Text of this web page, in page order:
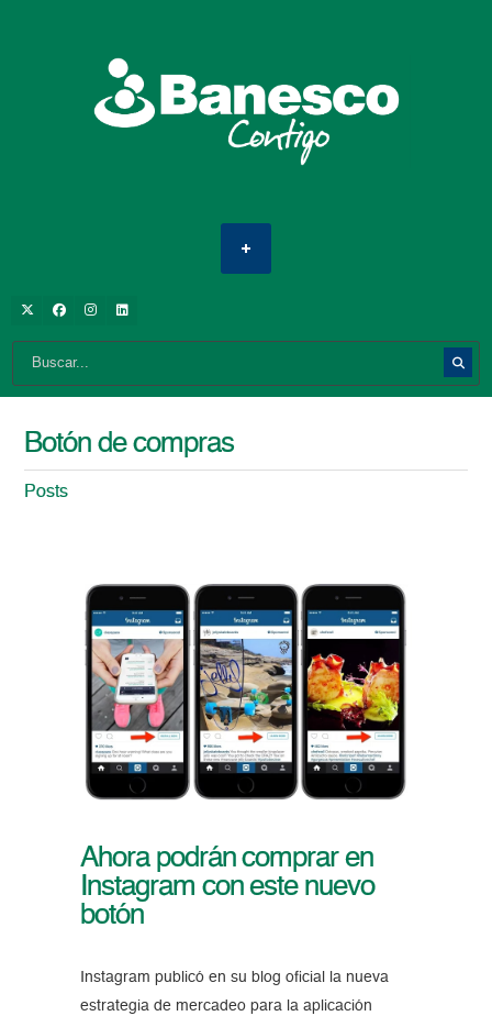
Botón de compras
Posts
Ahora podrán comprar en
Instagram con este nuevo
botón
Instagram publicó en su blog oficial la nueva
estrategia de mercadeo para la aplicación